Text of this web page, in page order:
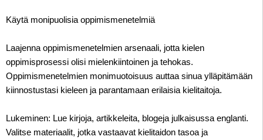
Käytä monipuolisia oppimismenetelmiä
Laajenna oppimismenetelmien arsenaali, jotta kielen
oppimisprosessi olisi mielenkiintoinen ja tehokas.
Oppimismenetelmien monimuotoisuus auttaa sinua ylläpitämään
kiinnostustasi kieleen ja parantamaan erilaisia ​​kielitaitoja.
Lukeminen: Lue kirjoja, artikkeleita, blogeja julkaisussa englanti.
Valitse materiaalit, jotka vastaavat kielitaidon tasoa ja